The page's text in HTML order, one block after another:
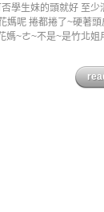
學生妹的頭就好 至少
媽呢 捲都捲了~硬著
~ㄜ~不是~是竹北姐